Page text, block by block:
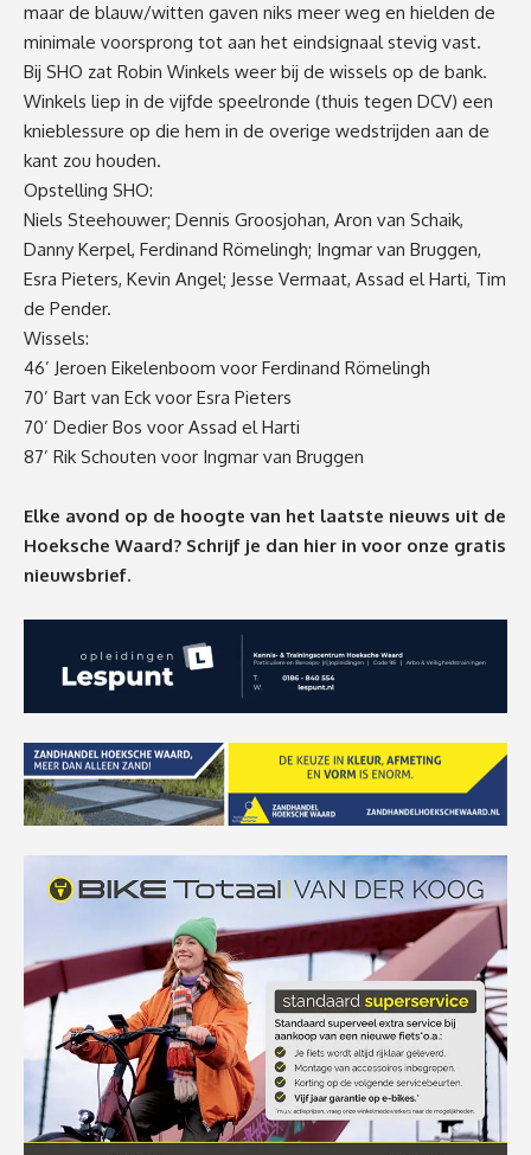
maar de blauw/witten gaven niks meer weg en hielden de
minimale voorsprong tot aan het eindsignaal stevig vast.
Bij SHO zat Robin Winkels weer bij de wissels op de bank.
Winkels liep in de vijfde speelronde (thuis tegen DCV) een
knieblessure op die hem in de overige wedstrijden aan de
kant zou houden.
Opstelling SHO:
Niels Steehouwer; Dennis Groosjohan, Aron van Schaik,
Danny Kerpel, Ferdinand Römelingh; Ingmar van Bruggen,
Esra Pieters, Kevin Angel; Jesse Vermaat, Assad el Harti, Tim
de Pender.
Wissels:
46’ Jeroen Eikelenboom voor Ferdinand Römelingh
70’ Bart van Eck voor Esra Pieters
70’ Dedier Bos voor Assad el Harti
87’ Rik Schouten voor Ingmar van Bruggen
Elke avond op de hoogte van het laatste nieuws uit de
Hoeksche Waard? Schrijf je dan hier in voor onze gratis
nieuwsbrief.